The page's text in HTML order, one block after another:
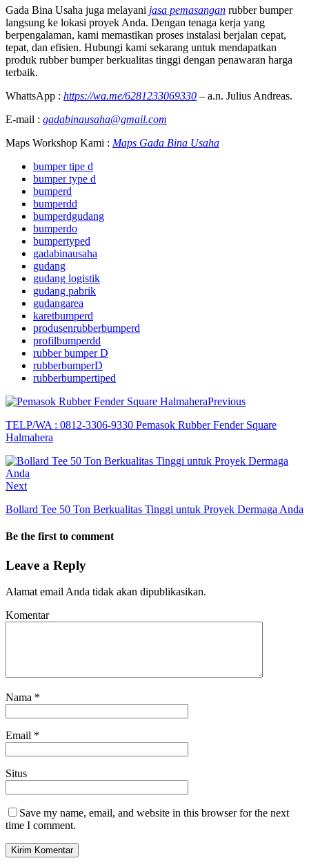
Gada Bina Usaha juga melayani jasa pemasangan rubber bumper
langsung ke lokasi proyek Anda. Dengan tenaga kerja yang
berpengalaman, kami memastikan proses instalasi berjalan cepat,
tepat, dan efisien. Hubungi kami sekarang untuk mendapatkan
produk rubber bumper berkualitas tinggi dengan penawaran harga
terbaik.
WhattsApp : https://wa.me/6281233069330 – a.n. Julius Andreas.
E-mail : gadabinausaha@gmail.com
Maps Workshop Kami : Maps Gada Bina Usaha
bumper tipe d
bumper type d
bumperd
bumperdd
bumperdgudang
bumperdo
bumpertyped
gadabinausaha
gudang
gudang logistik
gudang pabrik
gudangarea
karetbumperd
produsenrubberbumperd
profilbumperdd
rubber bumper D
rubberbumperD
rubberbumpertiped
Previous
TELP/WA : 0812-3306-9330 Pemasok Rubber Fender Square
Halmahera
Next
Bollard Tee 50 Ton Berkualitas Tinggi untuk Proyek Dermaga Anda
Be the first to comment
Leave a Reply
Alamat email Anda tidak akan dipublikasikan.
Komentar
Nama *
Email *
Situs
Save my name, email, and website in this browser for the next
time I comment.